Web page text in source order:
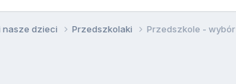
nasze dzieci Przedszkolaki Przedszkole - wybór